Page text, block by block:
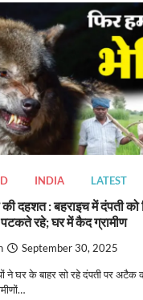
INDIA LATEST
की दहशत : बहराइच में दंपती
रहे; घर में कैद ग्रामीण
September 30, 2025
ने घर के बाहर सो रहे दंपती पर अटैक